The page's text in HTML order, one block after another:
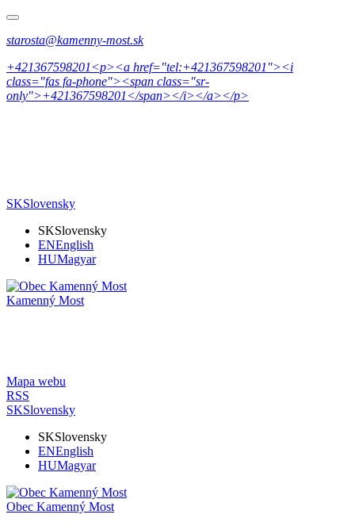
starosta@kamenny-most.sk
+421367598201<p><a href="tel:+421367598201"><i
class="fas fa-phone"><span class="sr-
only">+421367598201</span></i></a></p>
SKSlovensky
SKSlovensky
ENEnglish
HUMagyar
Kamenný Most
Mapa webu
RSS
SKSlovensky
SKSlovensky
ENEnglish
HUMagyar
Obec Kamenný Most